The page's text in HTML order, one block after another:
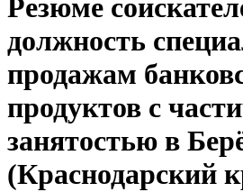
Резюме
должность
продажам
продуктов с
занятостью в
(Краснодарский